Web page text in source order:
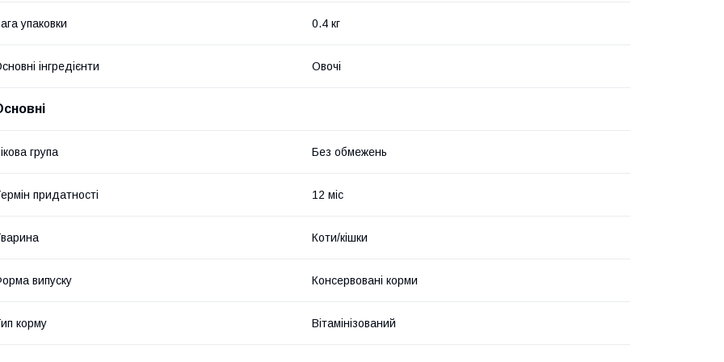
упаковки 0.4 кг
інгредієнти Овочі
група Без обмежень
придатності 12 міс
Коти/кішки
випуску Консервовані корми
корму Вітамінізований